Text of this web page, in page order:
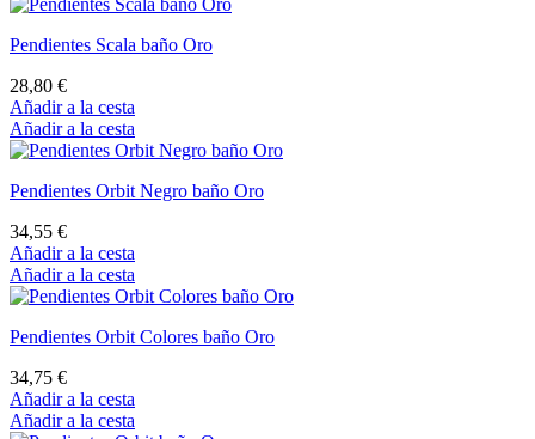
Pendientes Scala baño Oro
28,80 €
Añadir a la cesta
Añadir a la cesta
Pendientes Orbit Negro baño Oro
34,55 €
Añadir a la cesta
Añadir a la cesta
Pendientes Orbit Colores baño Oro
34,75 €
Añadir a la cesta
Añadir a la cesta